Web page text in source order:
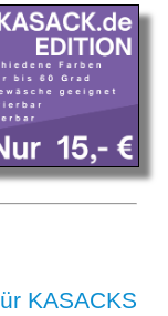
KASACKS